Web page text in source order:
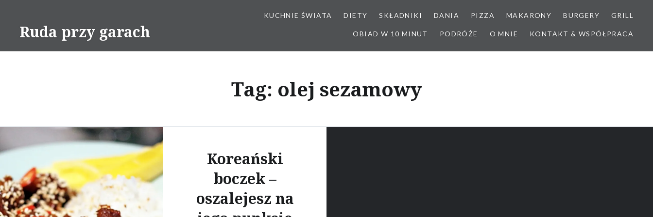
contentRuda przy garach
KUCHNIE ŚWIATA DIETY SKŁADNIKI DANIA PIZZA MAKARONY BURGERY GRILL
OBIAD W 10 MINUT PODRÓŻE O MNIE KONTAKT & WSPÓŁPRACA
Tag: olej sezamowy
Koreański
boczek –
oszalejesz na